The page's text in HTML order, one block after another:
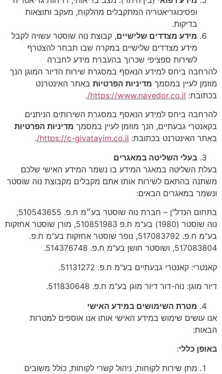
ופסיכוגריאטריה המתקבלים מהלקוח, מעקב ותוצאות
בדיקות.
מידע מצדדים שלישיים, קבוצת נוה שוסטר עשויה לקבל
מידע מצדדים שלישיים במקרה שבו תבחר להצטרף
לשירות ספציפי שכרוך בהעברת מידע לחברה
להרחבה ביחס למידע הנאסף במסגרת שירות הדיור המוגן הנך
מוזמן לעיין במסמך מדיניות הפרטיות באתר האינטרנט
בכתובת: https://www.navedor.co.il/
.
להרחבה ביחס למידע הנאסף במסגרת השירותים הניתנים
בקאנטרי גבעתיים, הנך מוזמן לעיין במסמך מדיניות הפרטיות
באתר האינטרנט בכתובת: https://c-givatayim.co.il/
.
בעלי השליטה במאגרים
בעלת השליטה במאגר המידע בו נשמר המידע האישי שלכם
משתנה בהתאם לשירות אותו אתם מקבלים מקבוצת נוה שוסטר
ונשמר במאגרים הבאים:
בתחום הנדל"ן – חברת נוה שוסטר בע״מ ח.פ. 510543655,
נוה שוסטר (1980) בע"מ ח.פ 510851983, מורן שוסטר אחזקות
בע"מ ח.פ. 517083792, נופר שוסטר אחזקות בע"מ ח.פ.
517083804, ושוסטר חושן בע"מ ח.פ. 514376748.
קאנטרי: קאנטרי גבעתיים בע"מ ח.פ. 51131272.
דיור מוגן: נוה-דור דיור מוגן בע"מ ח.פ. 511830648.
מטרת השימושים במידע האישי
אנו עושים שימוש במידע האישי אותו אנו אוספים למטרות
הבאות:
באופן כללי:
מתן שירות לקוחות, ניהול קשרי לקוחות, כולל משובים